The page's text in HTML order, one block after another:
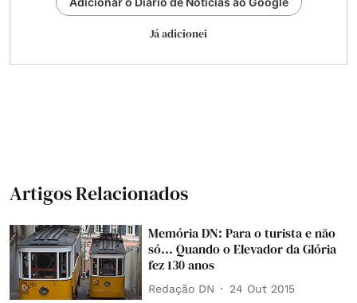
Já adicionei
Artigos Relacionados
Memória DN: Para o turista e não
só... Quando o Elevador da Glória
fez 130 anos
Redação DN 24 Out 2015